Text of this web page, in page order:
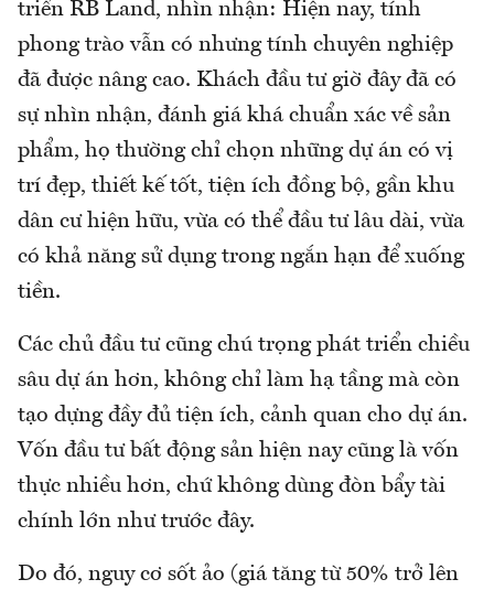
triển RB Land, nhìn nhận: Hiện nay, tính
phong trào vẫn có nhưng tính chuyên nghiệp
đã được nâng cao. Khách đầu tư giờ đây đã có
sự nhìn nhận, đánh giá khá chuẩn xác về sản
phẩm, họ thường chỉ chọn những dự án có vị
trí đẹp, thiết kế tốt, tiện ích đồng bộ, gần khu
dân cư hiện hữu, vừa có thể đầu tư lâu dài, vừa
có khả năng sử dụng trong ngắn hạn để xuống
tiền.
Các chủ đầu tư cũng chú trọng phát triển chiều
sâu dự án hơn, không chỉ làm hạ tầng mà còn
tạo dựng đầy đủ tiện ích, cảnh quan cho dự án.
Vốn đầu tư bất động sản hiện nay cũng là vốn
thực nhiều hơn, chứ không dùng đòn bẩy tài
chính lớn như trước đây.
Do đó, nguy cơ sốt ảo (giá tăng từ 50% trở lên